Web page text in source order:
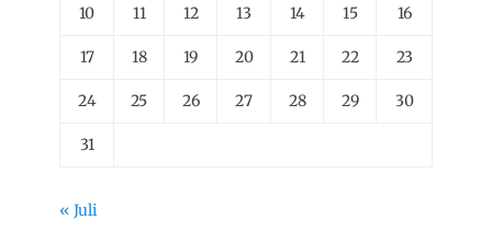
10 11 12 13 14 15 16
17 18 19 20 21 22 23
24 25 26 27 28 29 30
31
« Juli